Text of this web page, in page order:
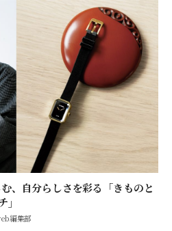
、自分らしさを彩る「きものと
編集部